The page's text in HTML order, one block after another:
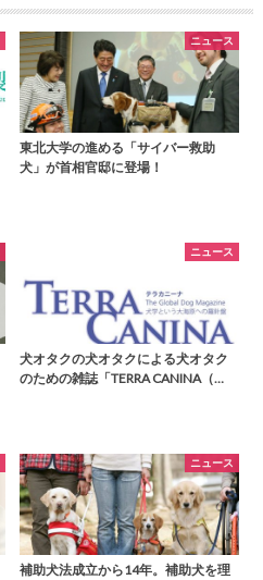
ニュース
東北大学の進める「サイバー救助
犬」が首相官邸に登場！
ニュース
犬オタクの犬オタクによる犬オタク
のための雑誌「TERRA CANINA（…
ニュース
補助犬法成立から14年。補助犬を理